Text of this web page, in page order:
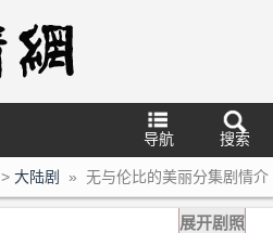
导航 搜索
> 大陆剧 » 无与伦比的美丽分集剧情介
展开剧照